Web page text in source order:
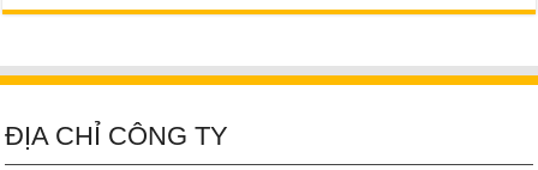
ĐỊA CHỈ CÔNG TY